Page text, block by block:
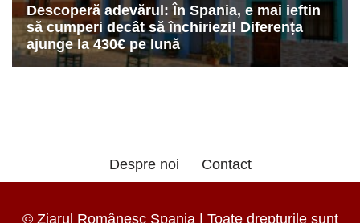
Despre noi Contact
© Ziarul Românesc Spania | Toate drepturile sunt